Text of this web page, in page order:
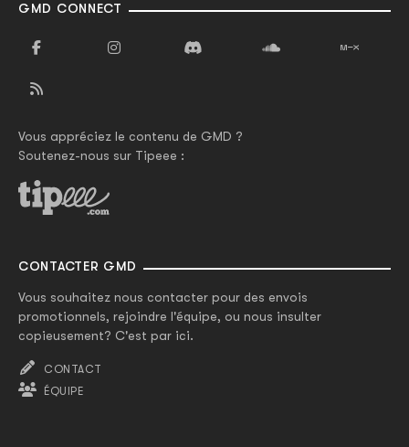
GMD CONNECT
Vous appréciez le contenu de GMD ?
Soutenez-nous sur Tipeee :
CONTACTER GMD
Vous souhaitez nous contacter pour des envois
promotionnels, rejoindre l'équipe, ou nous insulter
copieusement? C'est par ici.
CONTACT
ÉQUIPE